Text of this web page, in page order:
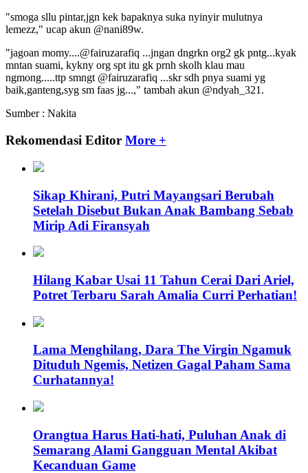
"smoga sllu pintar,jgn kek bapaknya suka nyinyir mulutnya
lemezz," ucap akun @nani89w.
"jagoan momy....@fairuzarafiq ...jngan dngrkn org2 gk pntg...kyak
mntan suami, kykny org spt itu gk prnh skolh klau mau
ngmong.....ttp smngt @fairuzarafiq ...skr sdh pnya suami yg
baik,ganteng,syg sm faas jg...," tambah akun @ndyah_321.
Sumber : Nakita
Rekomendasi Editor More +
Sikap Khirani, Putri Mayangsari Berubah
Setelah Disebut Bukan Anak Bambang Sebab
Mirip Adi Firansyah
Hilang Kabar Usai 11 Tahun Cerai Dari Ariel,
Potret Terbaru Sarah Amalia Curri Perhatian!
Lama Menghilang, Dara The Virgin Ngamuk
Dituduh Ngemis, Netizen Gagal Paham Sama
Curhatannya!
Orangtua Harus Hati-hati, Puluhan Anak di
Semarang Alami Gangguan Mental Akibat
Kecanduan Game